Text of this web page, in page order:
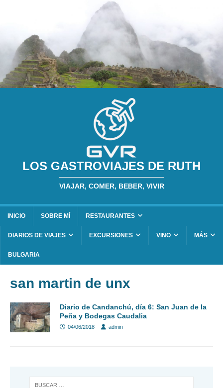
LOS GASTROVIAJES DE RUTH
VIAJAR, COMER, BEBER, VIVIR
INICIO SOBRE MÍ RESTAURANTES
DIARIOS DE VIAJES EXCURSIONES VINO MÁS
BULGARIA
san martin de unx
Diario de Candanchú, día 6: San Juan de la
Peña y Bodegas Caudalia
04/06/2018 admin